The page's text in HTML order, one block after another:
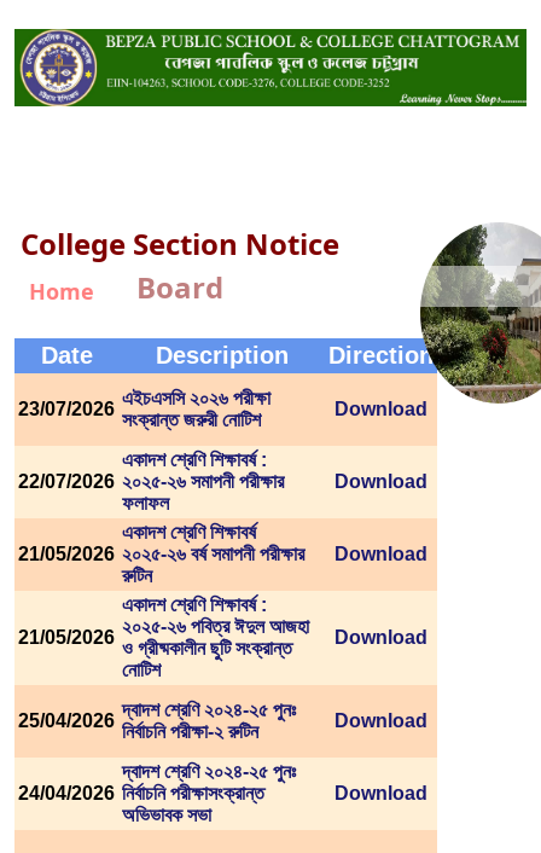
Home
College Section Notice
Board
Date Description Direction
23/07/2026
এইচএসসি ২০২৬ পরীক্ষা
সংক্রান্ত জরুরী নোটিশ
Download
22/07/2026
একাদশ শ্রেণি শিক্ষাবর্ষ :
২০২৫-২৬ সমাপনী পরীক্ষার
ফলাফল
Download
21/05/2026
একাদশ শ্রেণি শিক্ষাবর্ষ
২০২৫-২৬ বর্ষ সমাপনী পরীক্ষার
রুটিন
Download
21/05/2026
একাদশ শ্রেণি শিক্ষাবর্ষ :
২০২৫-২৬ পবিত্র ঈদুল আজহা
ও গ্রীষ্মকালীন ছুটি সংক্রান্ত
নোটিশ
Download
25/04/2026
দ্বাদশ শ্রেণি ২০২৪-২৫ পুনঃ
নির্বাচনি পরীক্ষা-২ রুটিন
Download
24/04/2026
দ্বাদশ শ্রেণি ২০২৪-২৫ পুনঃ
নির্বাচনি পরীক্ষাসংক্রান্ত
অভিভাবক সভা
Download
Please